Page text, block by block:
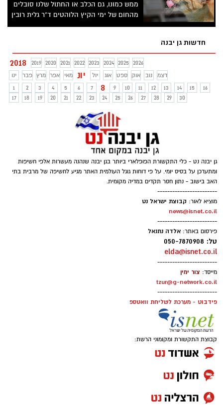
ממש כמונו, גם הכלב או החתול שלנו סובלים
מהחום של ימי הקיץ הלוהטים ד"ר גלית רובין
מהמרכז הוטרינרי "הכי בבית בגן יבנה" נותנת
חדשות גן יבנה
2018 2019 2020 2021 2022 2023 2024 2025
2026
ינו
פבר מרץ אפר מאי יונ יול אוג ספט אוק נוב
דצמ
1
2 3 4 5 6 7 8 9 10 11 12 13 14 15
16
17
18 19 20 21 22 23 24 25 26 27 28 29 30
גן יבנה נט - כלי התקשורת הפופלארי ביותר בגן יבנה שנהנה מעשרות אלפי חשיפות
ומתעדכן על בסיס יומי. על פי דוחות גוגל העולמית האתר מגיע לחשיפה של מרבית בתי
האב בישוב - נתון חסר תקדים במדיה מקומית.
------------------------
מוציא לאור: קבוצת ישראל נט
news@isnet.co.il
------------------------
פירסום באתר: אלדה נתנאל
טל: 050-7870908
elda@isnet.co.il
------------------------
מייסד: צור ימין
tzur@g-network.co.il
------------------------
פידבוט - מערכת לשליחת וואטספ
קבוצת התקשורת ומקומוני הרשת: